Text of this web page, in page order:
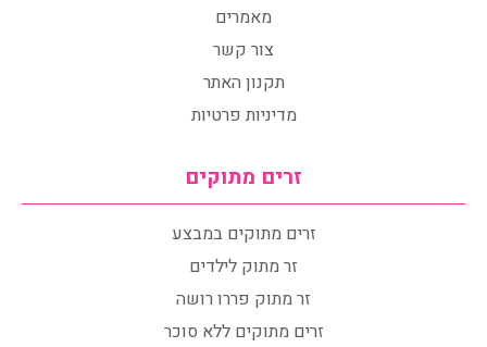
מאמרים
צור קשר
תקנון האתר
מדיניות פרטיות
זרים מתוקים
זרים מתוקים במבצע
זר מתוק לילדים
זר מתוק פררו רושה
זרים מתוקים ללא סוכר